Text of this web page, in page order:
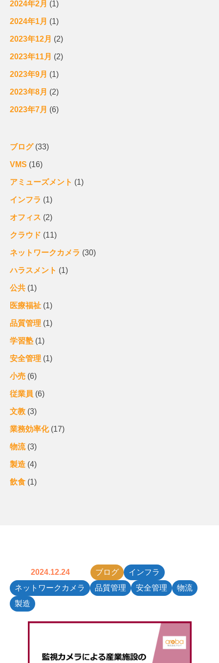
2024年2月 (1)
2024年1月 (1)
2023年12月 (2)
2023年11月 (2)
2023年9月 (1)
2023年8月 (2)
2023年7月 (6)
ブログ(33)
VMS (16)
アミューズメント (1)
インフラ (1)
オフィス (2)
クラウド (11)
ネットワークカメラ (30)
ハラスメント (1)
公共 (1)
医療福祉 (1)
品質管理 (1)
学習塾 (1)
安全管理 (1)
小売 (6)
従業員 (6)
文教 (3)
業務効率化(17)
物流(3)
製造 (4)
飲食 (1)
2024.12.24 ブログ
インフラ
ネットワークカメラ
品質管理 安全管理
物流
製造